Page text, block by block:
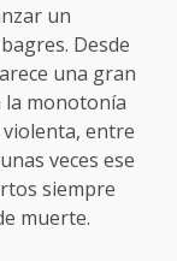
un
Desde
una gran
la monotonía
entre
veces ese
siempre
muerte.